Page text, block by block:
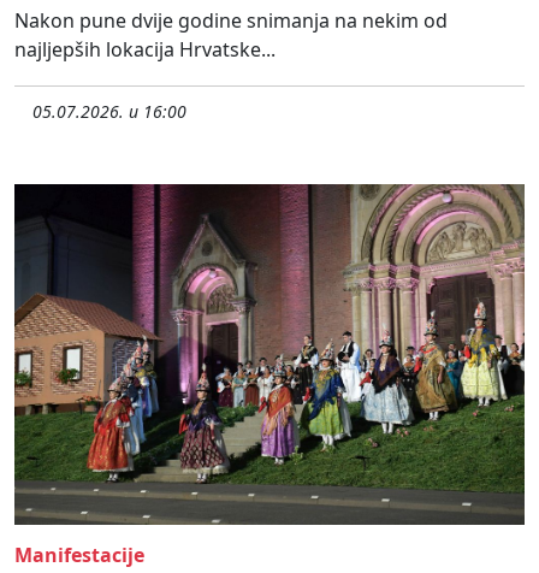
Nakon pune dvije godine snimanja na nekim od
najljepših lokacija Hrvatske...
05.07.2026. u 16:00
Manifestacije